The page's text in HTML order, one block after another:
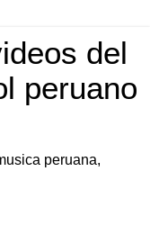
del
peruano
peruana,